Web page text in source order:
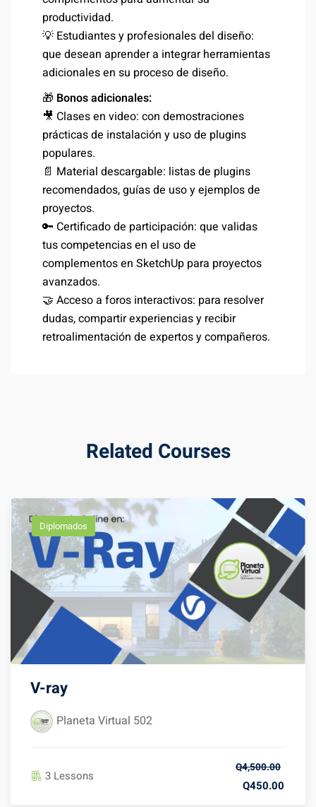
productividad.
💡 Estudiantes y profesionales del diseño:
que desean aprender a integrar herramientas
adicionales en su proceso de diseño.
🎁 Bonos adicionales:
🎥 Clases en video: con demostraciones
prácticas de instalación y uso de plugins
populares.
📄 Material descargable: listas de plugins
recomendados, guías de uso y ejemplos de
proyectos.
🔑 Certificado de participación: que validas
tus competencias en el uso de
complementos en SketchUp para proyectos
avanzados.
🤝 Acceso a foros interactivos: para resolver
dudas, compartir experiencias y recibir
retroalimentación de expertos y compañeros.
Related Courses
Diplomados
V-ray
Planeta Virtual 502
3 Lessons
Q4,500.00
Q450.00